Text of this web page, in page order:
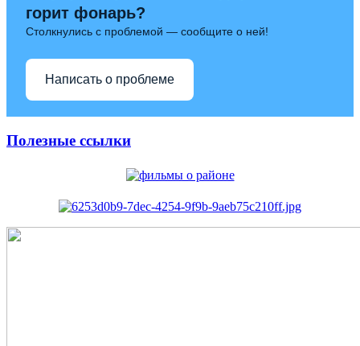
горит фонарь?
Столкнулись с проблемой — сообщите о ней!
Написать о проблеме
Полезные ссылки